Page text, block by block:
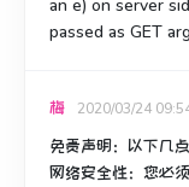
an e) on server
passed as GET
梅 2020/03/24
免责声明：以下几
网络安全性：您必